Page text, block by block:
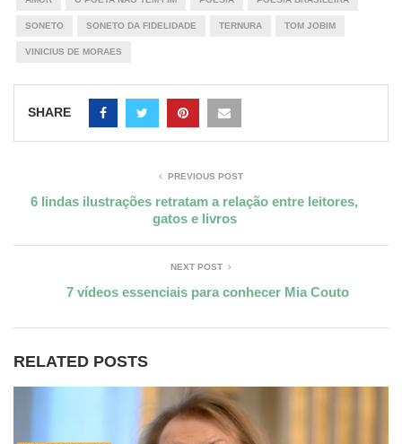
SONETO SONETO DA FIDELIDADE TERNURA TOM JOBIM
VINICIUS DE MORAES
SHARE
PREVIOUS POST
6 lindas ilustrações retratam a relação entre leitores,
gatos e livros
NEXT POST
7 vídeos essenciais para conhecer Mia Couto
RELATED POSTS